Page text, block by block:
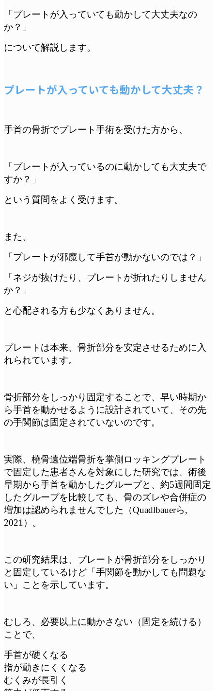
「プレートが入っていても動かして大丈夫なの
か？」
について解説します。
プレートが入っていても動かして大丈夫？
手首の骨折でプレート手術を受けた方から、
「プレートが入っているのに動かしても大丈夫で
すか？」
という質問をよく受けます。
また、
「プレートが邪魔して手首が動かないのでは？」
「ネジが抜けたり、プレートが折れたりしません
か？」
と心配される方も少なくありません。
プレートは本来、骨折部分を安定させるために入
れられています。
骨折部分をしっかり固定することで、早い時期か
ら手首を動かせるように設計されていて、その先
の手関節は固定されていないのです。
実際、橈骨遠位端骨折を掌側ロッキングプレート
で固定した患者さんを対象にした研究では、術後
早期から手首を動かしたグループと、約5週間固定
したグループを比較しても、骨のズレや合併症の
増加は認められませんでした（Quadlbauerら,
2021）。
この研究結果は、プレートが骨折部分をしっかり
と固定しているけど「手関節を動かしても問題な
い」ことを示しています。
むしろ、必要以上に動かさない（固定を続ける）
ことで、
手首が硬くなる
指が動きにくくなる
むくみが長引く